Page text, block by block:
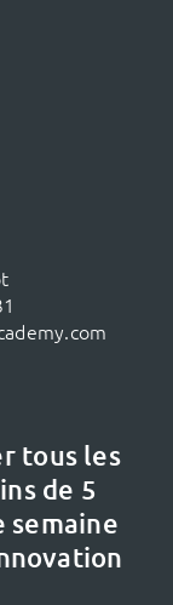
tous les
de 5
semaine